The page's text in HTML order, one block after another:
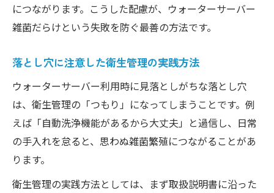
につながります。こうした配慮が、ウォーターサーバー
雑菌だらけという失敗を防ぐ最善の方法です。
落とし穴に注意した衛生管理の実践方法
ウォーターサーバー利用時に見落としがちな落とし穴
は、衛生管理の「つもり」になってしまうことです。例
えば「自動洗浄機能があるから大丈夫」と過信し、日常
の手入れを怠ると、思わぬ雑菌繁殖につながることがあ
ります。
衛生管理の実践方法としては、まず取扱説明書に沿った